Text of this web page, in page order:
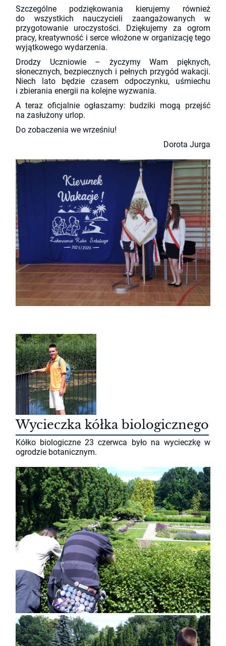
Szczególne podziękowania kierujemy również
do wszystkich nauczycieli zaangażowanych w
przygotowanie uroczystości. Dziękujemy za ogrom
pracy, kreatywność i serce włożone w organizację tego
wyjątkowego wydarzenia.
Drodzy Uczniowie – życzymy Wam pięknych,
słonecznych, bezpiecznych i pełnych przygód wakacji.
Niech lato będzie czasem odpoczynku, uśmiechu
i zbierania energii na kolejne wyzwania.
A teraz oficjalnie ogłaszamy: budziki mogą przejść
na zasłużony urlop.
Do zobaczenia we wrześniu!
Dorota Jurga
Wycieczka kółka biologicznego
Kółko biologiczne 23 czerwca było na wycieczkę w
ogrodzie botanicznym.